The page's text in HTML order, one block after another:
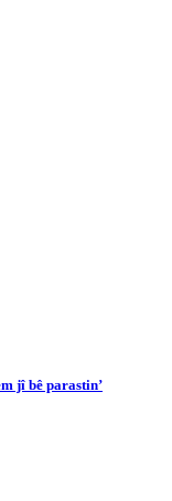
jî bê parastin’